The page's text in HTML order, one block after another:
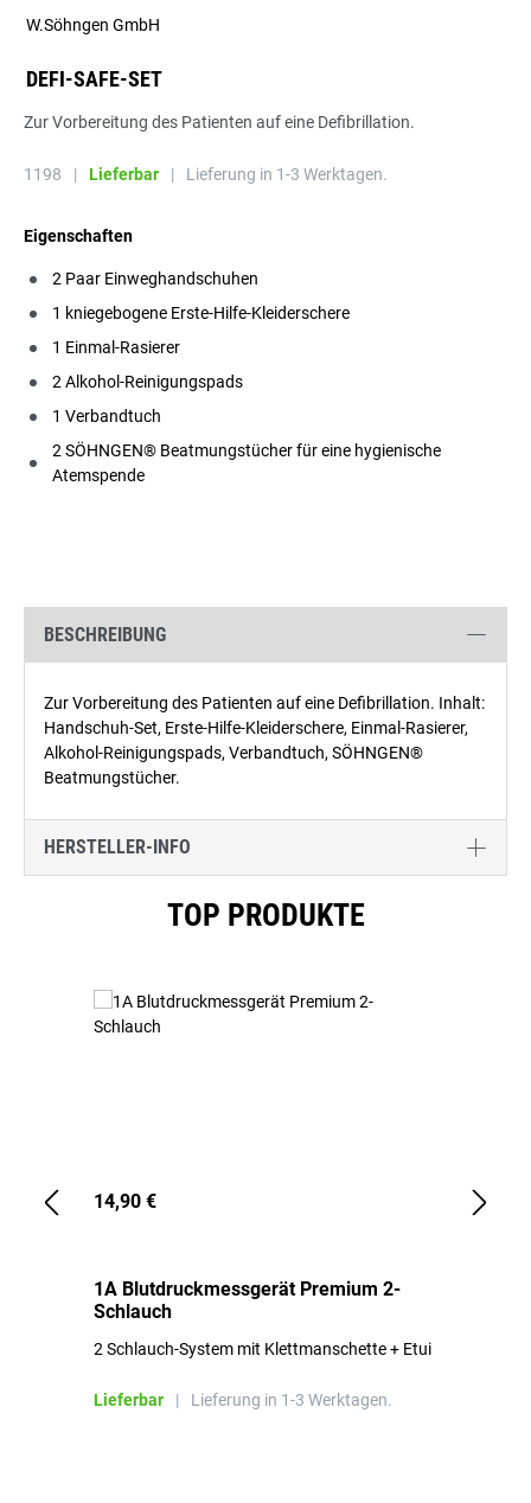
DEFI-SAFE-SET
W.Söhngen GmbH
Zur Vorbereitung des Patienten auf eine Defibrillation.
1198 | Lieferbar | Lieferung in 1-3 Werktagen.
Eigenschaften
2 Paar Einweghandschuhen
1 kniegebogene Erste-Hilfe-Kleiderschere
1 Einmal-Rasierer
2 Alkohol-Reinigungspads
1 Verbandtuch
2 SÖHNGEN® Beatmungstücher für eine hygienische
Atemspende
BESCHREIBUNG
Zur Vorbereitung des Patienten auf eine Defibrillation. Inhalt:
Handschuh-Set, Erste-Hilfe-Kleiderschere, Einmal-Rasierer,
Alkohol-Reinigungspads, Verbandtuch, SÖHNGEN®
Beatmungstücher.
HERSTELLER-INFO
TOP PRODUKTE
14,90 €
1A Blutdruckmessgerät Premium 2-
Schlauch
2 Schlauch-System mit Klettmanschette + Etui
Lieferbar | Lieferung in 1-3 Werktagen.